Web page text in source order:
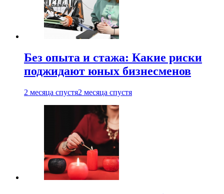
Без опыта и стажа: Какие риски
поджидают юных бизнесменов
2 месяца спустя2 месяца спустя